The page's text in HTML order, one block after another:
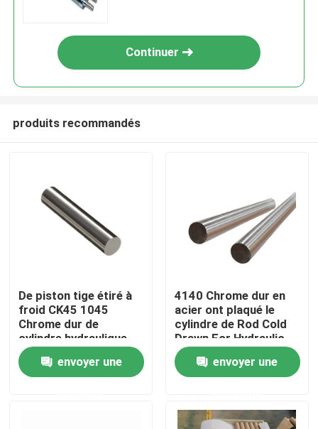
Accueil
Continuer
produits recommandés
De piston tige étiré à
froid CK45 1045
Chrome dur de
cylindre hydraulique
plaqué
envoyer une
4140 Chrome dur en
acier ont plaqué le
cylindre de Rod Cold
Drawn For Hydraulic
de piston
envoyer une